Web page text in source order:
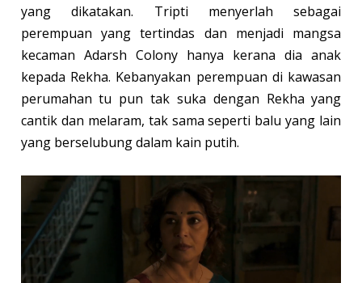
yang dikatakan. Tripti menyerlah sebagai
perempuan yang tertindas dan menjadi mangsa
kecaman Adarsh Colony hanya kerana dia anak
kepada Rekha. Kebanyakan perempuan di kawasan
perumahan tu pun tak suka dengan Rekha yang
cantik dan melaram, tak sama seperti balu yang lain
yang berselubung dalam kain putih.